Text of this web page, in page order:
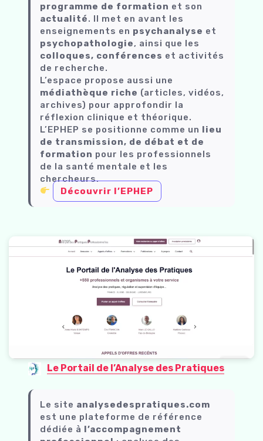
programme de formation et son
actualité. Il met en avant les
enseignements en psychanalyse et
psychopathologie, ainsi que les
colloques, conférences et activités
de recherche.
L’espace propose aussi une
médiathèque riche (articles, vidéos,
archives) pour approfondir la
réflexion clinique et théorique.
L’EPHEP se positionne comme un lieu
de transmission, de débat et de
formation pour les professionnels
de la santé mentale et les
chercheurs.
Découvrir l’EPHEP
Le Portail de l’Analyse des Pratiques
Le site analysedespratiques.com
est une plateforme de référence
dédiée à l’accompagnement